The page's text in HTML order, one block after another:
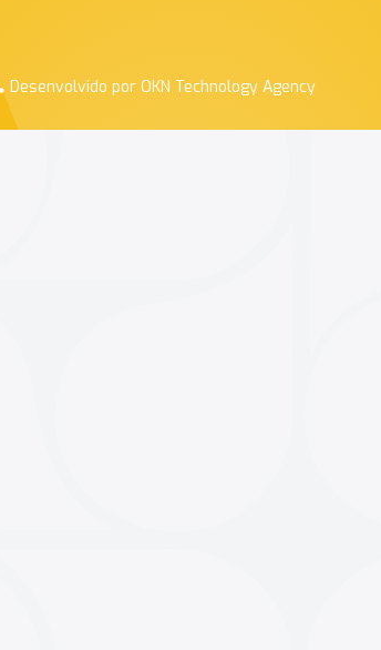
Desenvolvido por OKN Technology Agency